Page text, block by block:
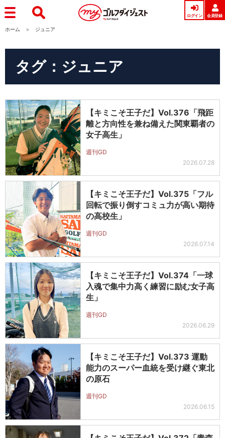
ログイン 会員登録
ホーム ジュニア
タグ：ジュニア
【キミこそ王子だ】Vol.376「飛距
離と方向性を兼ね備えた関東覇者の
女子高生」
週刊GD
2026.07.28
【キミこそ王子だ】Vol.375「フル
回転で振り倒すコミュ力が高い期待
の高校生」
週刊GD
2026.07.14
【キミこそ王子だ】Vol.374「一球
入魂で集中力高く練習に励む女子高
生」
週刊GD
2026.06.29
【キミこそ王子だ】Vol.373 運動
能力のスーパー血統を受け継ぐ東北
の原石
週刊GD
2026.06.15